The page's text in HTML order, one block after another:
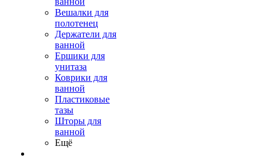
Вешалки для
полотенец
Держатели для
ванной
Ершики для
унитаза
Коврики для
ванной
Пластиковые
тазы
Шторы для
ванной
Ещё